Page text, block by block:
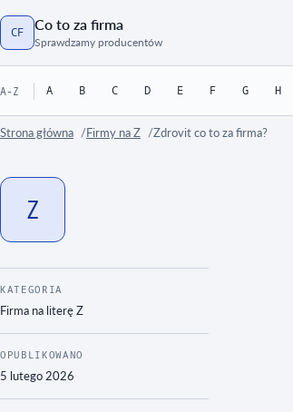
CF Co to za firma
Sprawdzamy producentów
Strona główna
A-Z A B C D E F G H
Strona główna Firmy na Z Zdrovit co to za firma?
Z
KATEGORIA
Firma na literęZ
OPUBLIKOWANO
5 lutego 2026